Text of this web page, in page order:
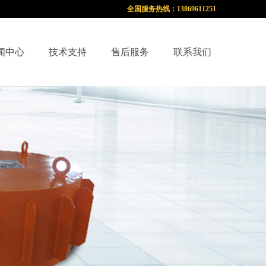
全国服务热线：13869611251
中心 技术支持 售后服务 联系我们